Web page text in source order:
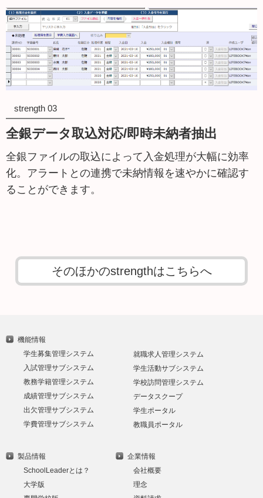
strength 03
全銀データ取込対応/即時未納者抽出
全銀ファイルの取込によって入金処理が大幅に効率
化。アラートとの連携で未納情報を速やかに確認す
ることができます。
そのほかのstrengthはこちらへ
機能情報
学生募集管理システム
入試管理サブシステム
教務学籍管理システム
成績管理サブシステム
出欠管理サブシステム
学費管理サブシステム
就職求人管理システム
学生活動サブシステム
学校訪問管理システム
データスクープ
学生ポータル
教職員ポータル
製品情報
SchoolLeaderとは？
大学版
企業情報
会社概要
理念